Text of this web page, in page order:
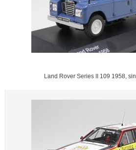
Land Rover Series II 109 1958,